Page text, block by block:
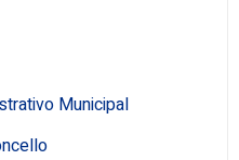
Municipal